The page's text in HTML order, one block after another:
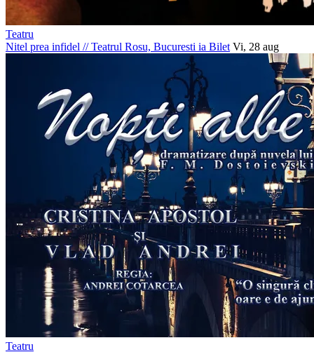
Teatru
Nitel prea infidel //Teatrul Rosu, Bucuresti ia Bilet Vi, 28 aug
Teatru